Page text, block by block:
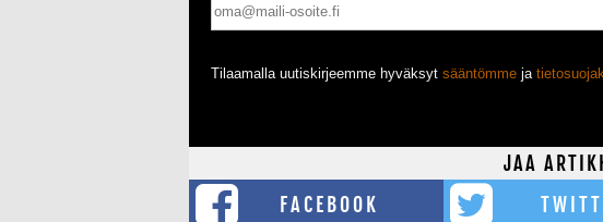
Tilaamalla uutiskirjeemme hyväksyt sääntömme ja
JAA
FACEBOOK